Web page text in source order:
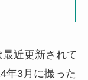
近更新されて
年3月に撮った